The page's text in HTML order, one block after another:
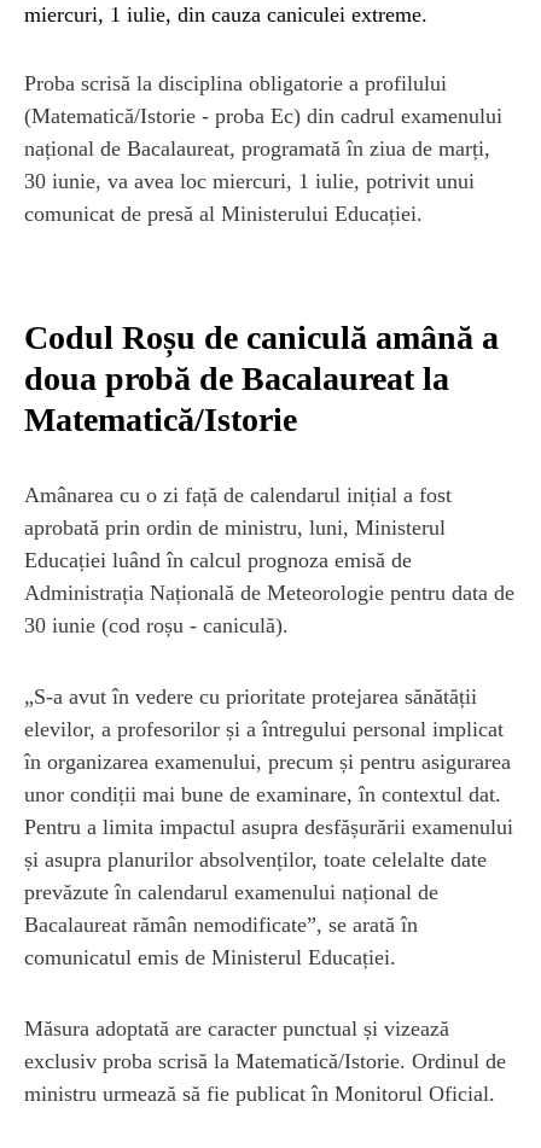
miercuri, 1 iulie, din cauza caniculei extreme.
Proba scrisă la disciplina obligatorie a profilului
(Matematică/Istorie - proba Ec) din cadrul examenului
național de Bacalaureat, programată în ziua de marți,
30 iunie, va avea loc miercuri, 1 iulie, potrivit unui
comunicat de presă al Ministerului Educației.
Codul Roșu de caniculă amână a
doua probă de Bacalaureat la
Matematică/Istorie
Amânarea cu o zi față de calendarul inițial a fost
aprobată prin ordin de ministru, luni, Ministerul
Educației luând în calcul prognoza emisă de
Administrația Națională de Meteorologie pentru data de
30 iunie (cod roșu - caniculă).
„S-a avut în vedere cu prioritate protejarea sănătății
elevilor, a profesorilor și a întregului personal implicat
în organizarea examenului, precum și pentru asigurarea
unor condiții mai bune de examinare, în contextul dat.
Pentru a limita impactul asupra desfășurării examenului
și asupra planurilor absolvenților, toate celelalte date
prevăzute în calendarul examenului național de
Bacalaureat rămân nemodificate”, se arată în
comunicatul emis de Ministerul Educației.
Măsura adoptată are caracter punctual și vizează
exclusiv proba scrisă la Matematică/Istorie. Ordinul de
ministru urmează să fie publicat în Monitorul Oficial.